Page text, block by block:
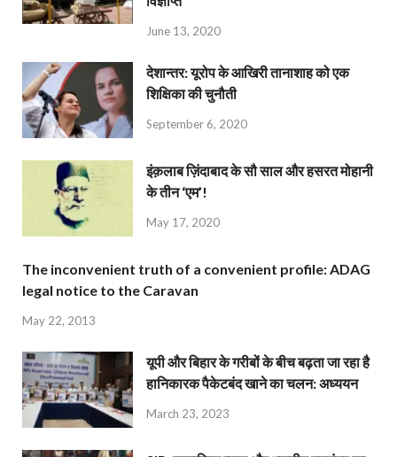
June 13, 2020
देशान्‍तर: यूरोप के आखिरी तानाशाह को एक
शिक्षिका की चुनौती
September 6, 2020
इंक़लाब ज़िंदाबाद के सौ साल और हसरत मोहानी
के तीन ‘एम’!
May 17, 2020
The inconvenient truth of a convenient profile: ADAG
legal notice to the Caravan
May 22, 2013
यूपी और बिहार के गरीबों के बीच बढ़ता जा रहा है
हानिकारक पैकेटबंद खाने का चलन: अध्ययन
March 23, 2023